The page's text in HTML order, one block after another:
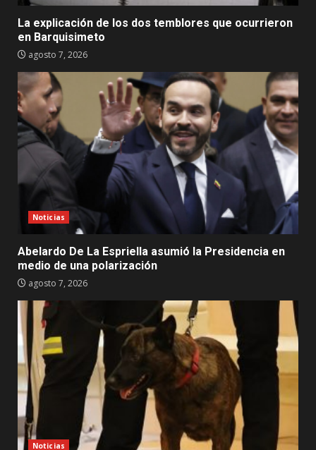
La explicación de los dos temblores que ocurrieron
en Barquisimeto
agosto 7, 2026
Noticias
Abelardo De La Espriella asumió la Presidencia en
medio de una polarización
agosto 7, 2026
Noticias